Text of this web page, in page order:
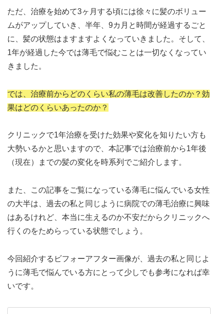
ただ、治療を始めて3ヶ月する頃には徐々に髪のボリュー
ムがアップしていき、半年、9カ月と時間が経過するごと
に、髪の状態はますますよくなっていきました。そして、
1年が経過した今では薄毛で悩むことは一切なくなってい
きました。
では、治療前からどのくらい私の薄毛は改善したのか？効
果はどのくらいあったのか？
クリニックで1年治療を受けた効果や変化を知りたい方も
大勢いるかと思いますので、本記事では治療前から1年後
（現在）までの髪の変化を時系列でご紹介します。
また、この記事をご覧になっている薄毛に悩んでいる女性
の大半は、過去の私と同じように病院での薄毛治療に興味
はあるけれど、本当に生えるのか不安だからクリニックへ
行くのをためらっている状態でしょう。
今回紹介するビフォーアフター画像が、過去の私と同じよ
うに薄毛で悩んでいる方にとって少しでも参考になれば幸
いです。